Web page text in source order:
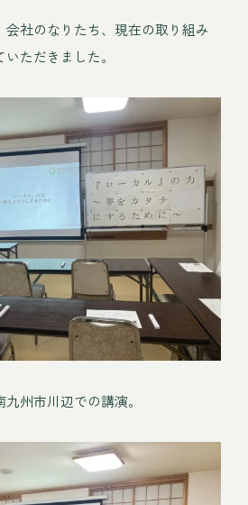
社のなりたち、現在の取り組み
ただきました。
州市川辺での講演。